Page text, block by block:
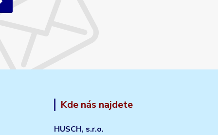
Kde nás najdete
HUSCH, s.r.o.